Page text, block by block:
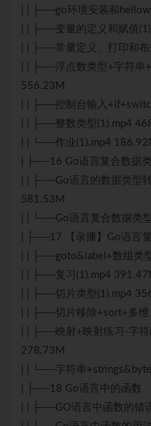
| | ├──go环境安装和
| | ├──变量的定义和赋值
| | ├──常量定义、打印和
| | ├──浮点数类型+字符串
556.23M
| | ├──控制台输入
| | ├──整数类型(1).mp4
| | └──作业(1).mp4
| ├──16 Go语言复合数据
| | ├──Go语言的数据类型
581.53M
| | └──Go语言复合数据类
| ├──17 【录播】Go语言
| | ├──goto&label+数组类
| | ├──复习(1).mp4
| | ├──切片类型(1).mp4
| | ├──切片移除+sort+多
| | ├──映射+映射练习-字
278.73M
| | └──字符串
| ├──18 Go语言中的函数
| | ├──GO语言中函数的错